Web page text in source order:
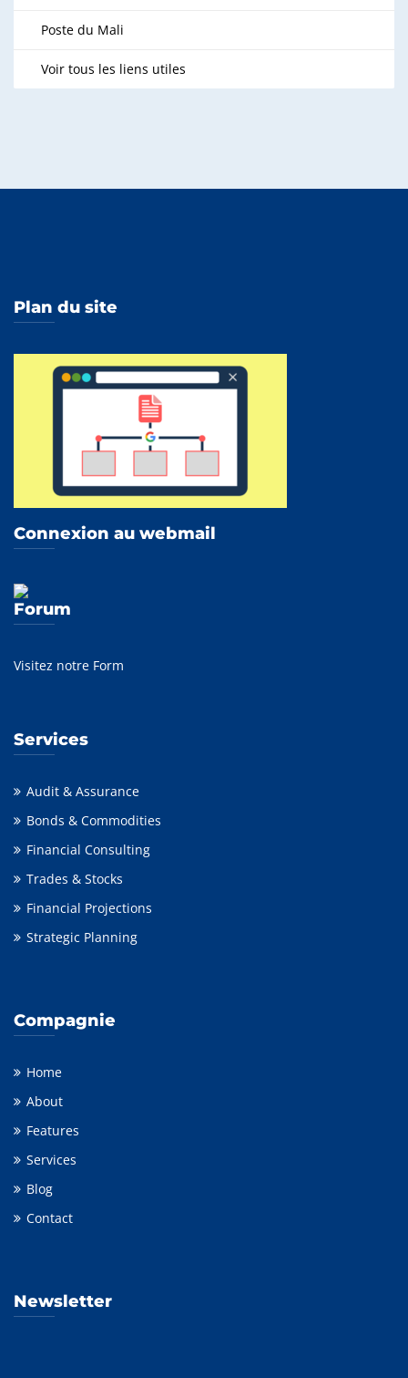
Poste du Mali
Voir tous les liens utiles
Plan du site
Connexion au webmail
Forum
Visitez notre Form
Services
Audit & Assurance
Bonds & Commodities
Financial Consulting
Trades & Stocks
Financial Projections
Strategic Planning
Compagnie
Home
About
Features
Services
Blog
Contact
Newsletter